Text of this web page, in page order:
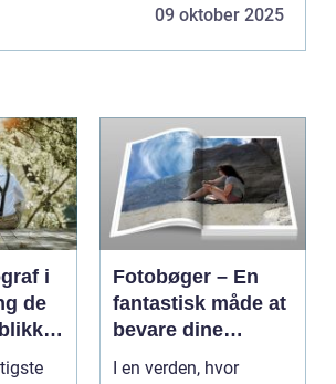
09 oktober 2025
i
de
Fotobøger – En
fantastisk måde at
bevare dine
minder på
I en verden, hvor